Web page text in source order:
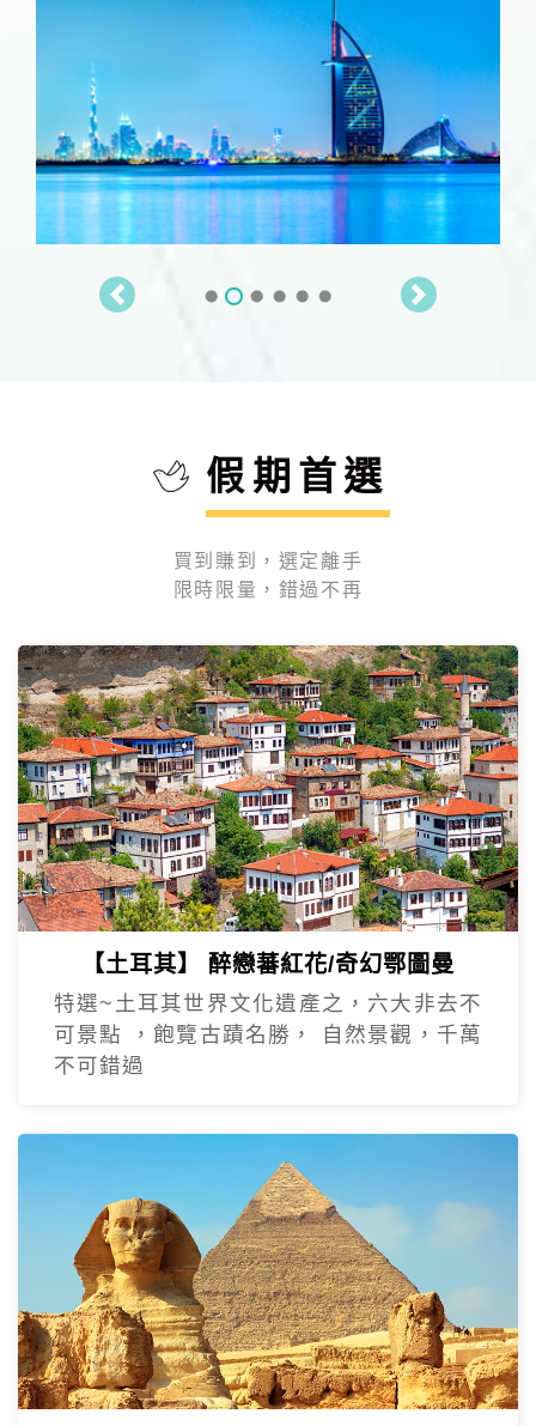
【義大利】濃情蜜意 比薩奇蹟 天空之
城10天
$65900起
假期首選
買到賺到，選定離手
限時限量，錯過不再
【土耳其】 醉戀蕃紅花/奇幻鄂圖曼
特選~土耳其世界文化遺產之，六大非去不
可景點 ，飽覽古蹟名勝， 自然景觀，千萬
不可錯過